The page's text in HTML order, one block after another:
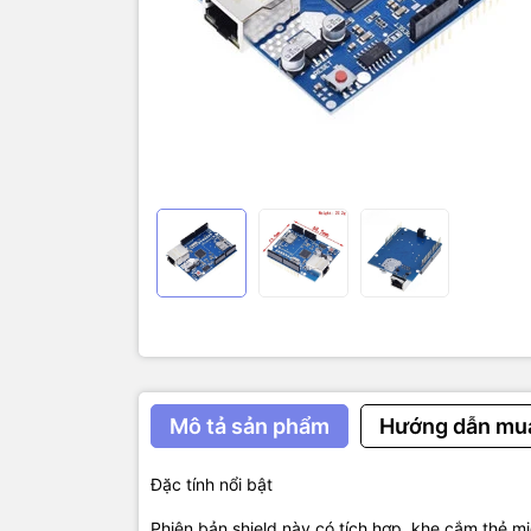
Mô tả sản phẩm Hướng dẫn
Đặc tính nổi bật
Mega (sử
dụng thư
IC điều
qua 2
điểm
luồng dữ
nhân
- time out).
- Chip